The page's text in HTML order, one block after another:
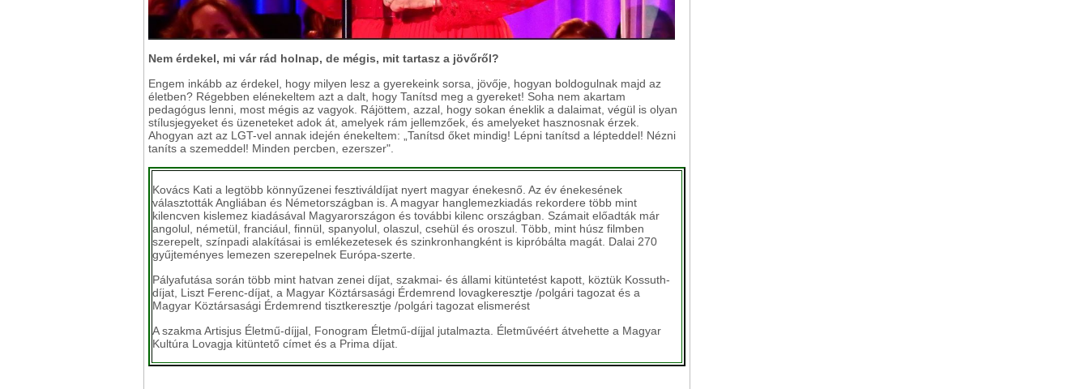
Nem érdekel, mi vár rád holnap, de mégis, mit tartasz a jövőről?
Engem inkább az érdekel, hogy milyen lesz a gyerekeink sorsa, jövője, hogyan boldogulnak majd az
életben? Régebben elénekeltem azt a dalt, hogy Tanítsd meg a gyereket! Soha nem akartam
pedagógus lenni, most mégis az vagyok. Rájöttem, azzal, hogy sokan éneklik a dalaimat, végül is olyan
stílusjegyeket és üzeneteket adok át, amelyek rám jellemzőek, és amelyeket hasznosnak érzek.
Ahogyan azt az LGT-vel annak idején énekeltem: „Tanítsd őket mindig! Lépni tanítsd a lépteddel! Nézni
taníts a szemeddel! Minden percben, ezerszer".
Kovács Kati a legtöbb könnyűzenei fesztiváldíjat nyert magyar énekesnő. Az év énekesének
választották Angliában és Németországban is. A magyar hanglemezkiadás rekordere több mint
kilencven kislemez kiadásával Magyarországon és további kilenc országban. Számait előadták már
angolul, németül, franciául, finnül, spanyolul, olaszul, csehül és oroszul. Több, mint húsz filmben
szerepelt, színpadi alakításai is emlékezetesek és szinkronhangként is kipróbálta magát. Dalai 270
gyűjteményes lemezen szerepelnek Európa-szerte.
Pályafutása során több mint hatvan zenei díjat, szakmai- és állami kitüntetést kapott, köztük Kossuth-
díjat, Liszt Ferenc-díjat, a Magyar Köztársasági Érdemrend lovagkeresztje /polgári tagozat és a
Magyar Köztársasági Érdemrend tisztkeresztje /polgári tagozat elismerést
A szakma Artisjus Életmű-díjjal, Fonogram Életmű-díjjal jutalmazta. Életművéért átvehette a Magyar
Kultúra Lovagja kitüntető címet és a Prima díjat.